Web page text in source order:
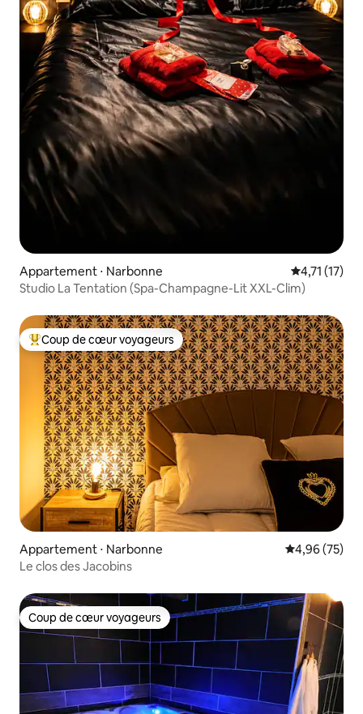
Appartement ⋅ Narbonne Évaluation
4,71 (17)
Studio La Tentation (Spa-Champagne-Lit XXL-Clim)
Coups de cœur voyageurs les plus appréciés
Coup de cœur voyageurs
Appartement ⋅ Narbonne Évaluation
4,96 (75)
Le clos des Jacobins
Coup de cœur voyageurs
Coup de cœur voyageurs